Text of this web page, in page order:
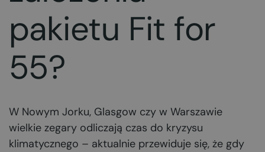
pakietu Fit for
55?
W Nowym Jorku, Glasgow czy w Warszawie
wielkie zegary odliczają czas do kryzysu
klimatycznego – aktualnie przewiduje się, że gdy